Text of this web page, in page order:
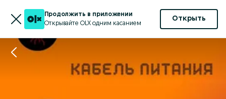
Продолжить в приложении
Открывайте OLX одним касанием
Открыть